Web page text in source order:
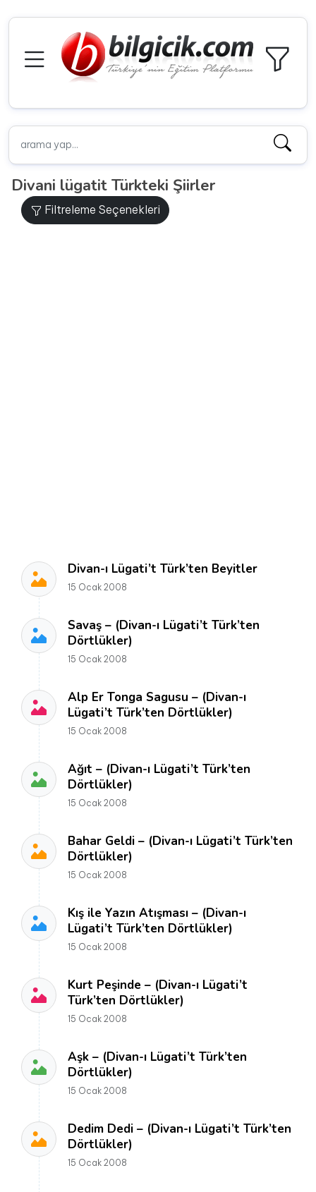
Divani lügatit Türkteki Şiirler
Filtreleme Seçenekleri
Divan-ı Lügati’t Türk’ten Beyitler
15 Ocak 2008
Savaş – (Divan-ı Lügati’t Türk’ten
Dörtlükler)
15 Ocak 2008
Alp Er Tonga Sagusu – (Divan-ı
Lügati’t Türk’ten Dörtlükler)
15 Ocak 2008
Ağıt – (Divan-ı Lügati’t Türk’ten
Dörtlükler)
15 Ocak 2008
Bahar Geldi – (Divan-ı Lügati’t Türk’ten
Dörtlükler)
15 Ocak 2008
Kış ile Yazın Atışması – (Divan-ı
Lügati’t Türk’ten Dörtlükler)
15 Ocak 2008
Kurt Peşinde – (Divan-ı Lügati’t
Türk’ten Dörtlükler)
15 Ocak 2008
Aşk – (Divan-ı Lügati’t Türk’ten
Dörtlükler)
15 Ocak 2008
Dedim Dedi – (Divan-ı Lügati’t Türk’ten
Dörtlükler)
15 Ocak 2008